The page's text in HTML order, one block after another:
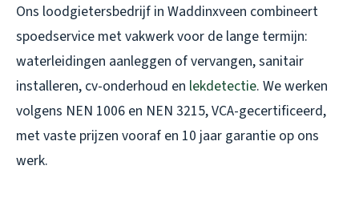
Ons loodgietersbedrijf in Waddinxveen combineert
spoedservice met vakwerk voor de lange termijn:
waterleidingen aanleggen of vervangen, sanitair
installeren, cv-onderhoud en lekdetectie. We werken
volgens NEN 1006 en NEN 3215, VCA-gecertificeerd,
met vaste prijzen vooraf en 10 jaar garantie op ons
werk.